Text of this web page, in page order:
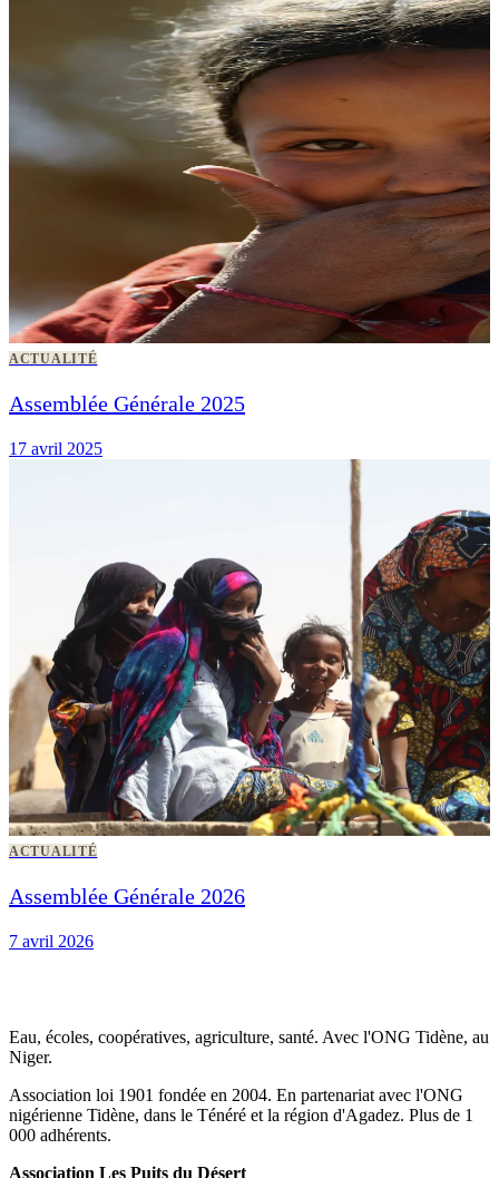
ACTUALITÉ
Assemblée Générale 2025
17 avril 2025
ACTUALITÉ
Assemblée Générale 2026
7 avril 2026
Eau, écoles, coopératives, agriculture, santé. Avec l'ONG Tidène, au
Niger.
Association loi 1901 fondée en 2004. En partenariat avec l'ONG
nigérienne Tidène, dans le Ténéré et la région d'Agadez. Plus de 1
000 adhérents.
Association Les Puits du Désert